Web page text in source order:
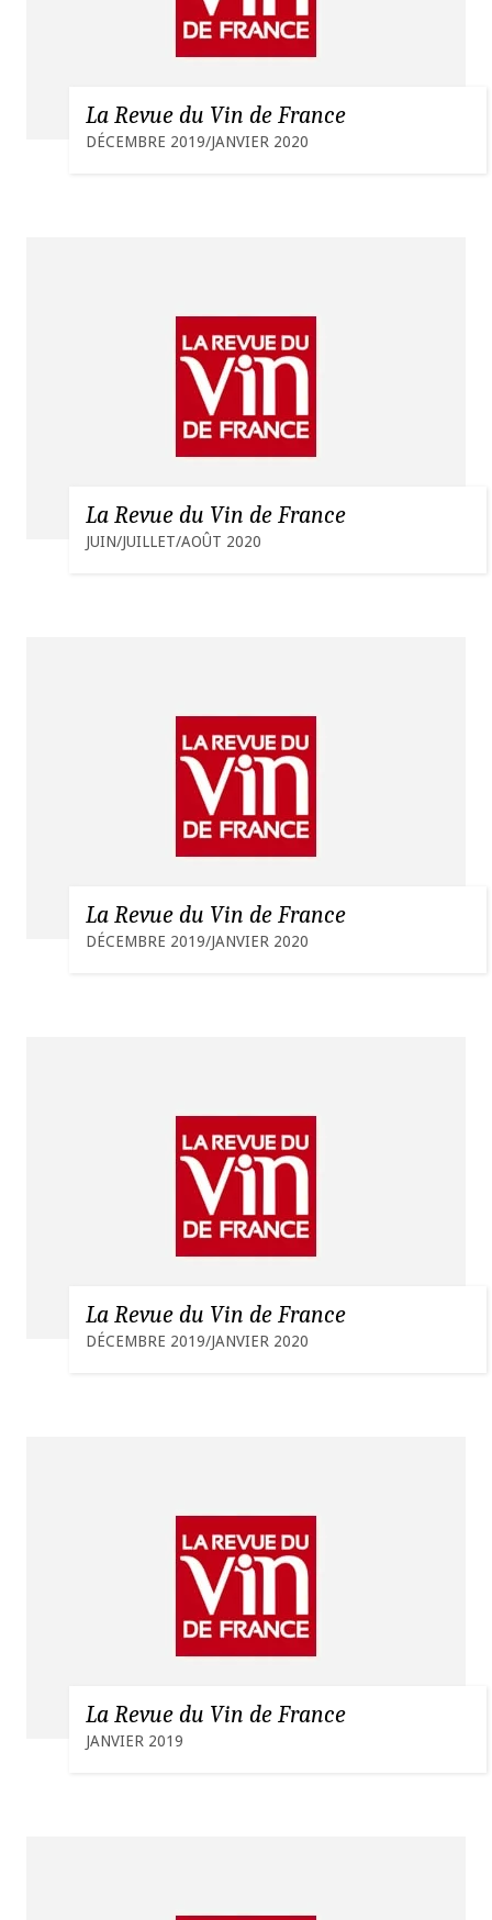
La Revue du Vin de France
DÉCEMBRE 2019/JANVIER 2020
La Revue du Vin de France
JUIN/JUILLET/AOÛT 2020
La Revue du Vin de France
DÉCEMBRE 2019/JANVIER 2020
La Revue du Vin de France
DÉCEMBRE 2019/JANVIER 2020
La Revue du Vin de France
JANVIER 2019